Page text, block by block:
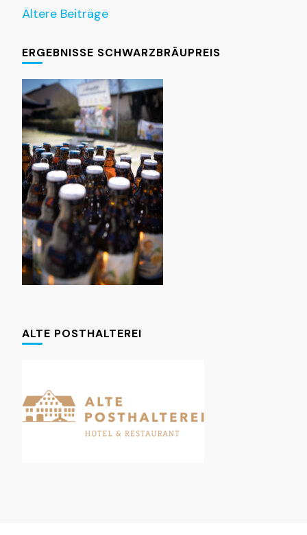
Beitragsnavigation
Ältere Beiträge
ERGEBNISSE SCHWARZBRÄUPREIS
ALTE POSTHALTEREI